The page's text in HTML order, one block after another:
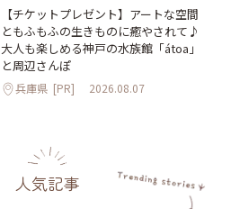
【チケットプレゼント】アートな空間
ともふもふの生きものに癒やされて♪
大人も楽しめる神戸の水族館「átoa」
と周辺さんぽ
兵庫県 [PR] 2026.08.07
人気記事